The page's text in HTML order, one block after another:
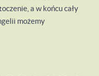
a w końcu cały
możemy